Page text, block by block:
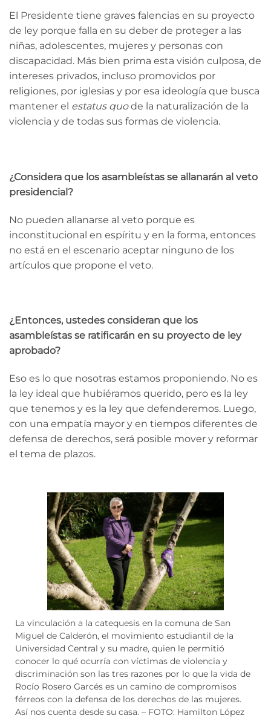
El Presidente tiene graves falencias en su proyecto
de ley porque falla en su deber de proteger a las
niñas, adolescentes, mujeres y personas con
discapacidad. Más bien prima esta visión culposa, de
intereses privados, incluso promovidos por
religiones, por iglesias y por esa ideología que busca
mantener el estatus quode la naturalización de la
violencia y de todas sus formas de violencia.
¿Considera que los asambleístas se allanarán al veto
presidencial?
No pueden allanarse al veto porque es
inconstitucional en espíritu y en la forma, entonces
no está en el escenario aceptar ninguno de los
artículos que propone el veto.
¿Entonces, ustedes consideran que los
asambleístas se ratificarán en su proyecto de ley
aprobado?
Eso es lo que nosotras estamos proponiendo. No es
la ley ideal que hubiéramos querido, pero es la ley
que tenemos y es la ley que defenderemos. Luego,
con una empatía mayor y en tiempos diferentes de
defensa de derechos, será posible mover y reformar
el tema de plazos.
La vinculación a la catequesis en la comuna de San
Miguel de Calderón, el movimiento estudiantil de la
Universidad Central y su madre, quien le permitió
conocer lo qué ocurría con víctimas de violencia y
discriminación son las tres razones por lo que la vida de
Rocío Rosero Garcés es un camino de compromisos
férreos con la defensa de los derechos de las mujeres.
Así nos cuenta desde su casa. – FOTO: Hamilton López